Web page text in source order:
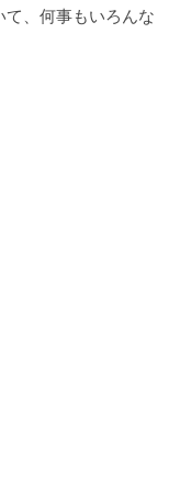
、何事もいろんな